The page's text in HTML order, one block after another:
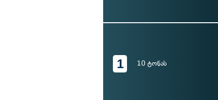
1 10 ტონას